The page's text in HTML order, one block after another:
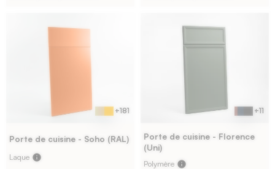
Porte de cuisine - Soho (RAL)
Laque info
+181
Porte de cuisine - Florence
(Uni)
Polymère info
+11